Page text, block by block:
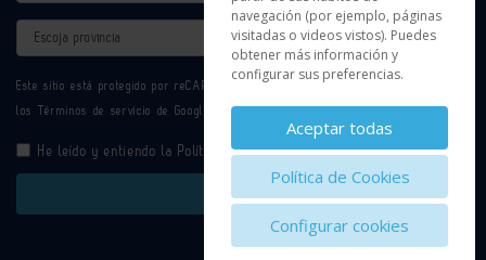
Provincia
Este sitio está protegido por reCAPTCHA y se aplican la
los Términos de servicio de Google.
He leído y entiendo la Política de Privacidad
Enviar
navegación (por ejemplo, páginas
visitadas o videos vistos). Puedes
obtener más información y
configurar sus preferencias.
Aceptar todas
Política de Cookies
Configurar cookies